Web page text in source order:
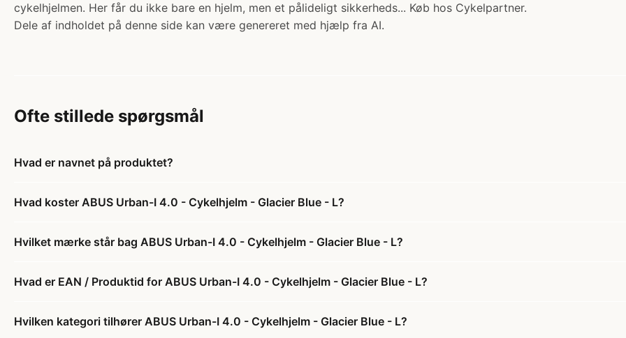
cykelhjelmen. Her får du ikke bare en hjelm, men et pålideligt sikkerheds... Køb hos Cykelpartner.
Dele af indholdet på denne side kan være genereret med hjælp fra AI.
Ofte stillede spørgsmål
Hvad er navnet på produktet?
Hvad koster ABUS Urban-I 4.0 - Cykelhjelm - Glacier Blue - L?
Hvilket mærke står bag ABUS Urban-I 4.0 - Cykelhjelm - Glacier Blue - L?
Hvad er EAN / Produktid for ABUS Urban-I 4.0 - Cykelhjelm - Glacier Blue - L?
Hvilken kategori tilhører ABUS Urban-I 4.0 - Cykelhjelm - Glacier Blue - L?